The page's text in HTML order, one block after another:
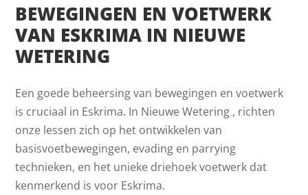
BEWEGINGEN EN VOETWERK
VAN ESKRIMA IN NIEUWE
WETERING
Een goede beheersing van bewegingen en voetwerk
is cruciaal in Eskrima. In Nieuwe Wetering , richten
onze lessen zich op het ontwikkelen van
basisvoetbewegingen, evading en parrying
technieken, en het unieke driehoek voetwerk dat
kenmerkend is voor Eskrima.